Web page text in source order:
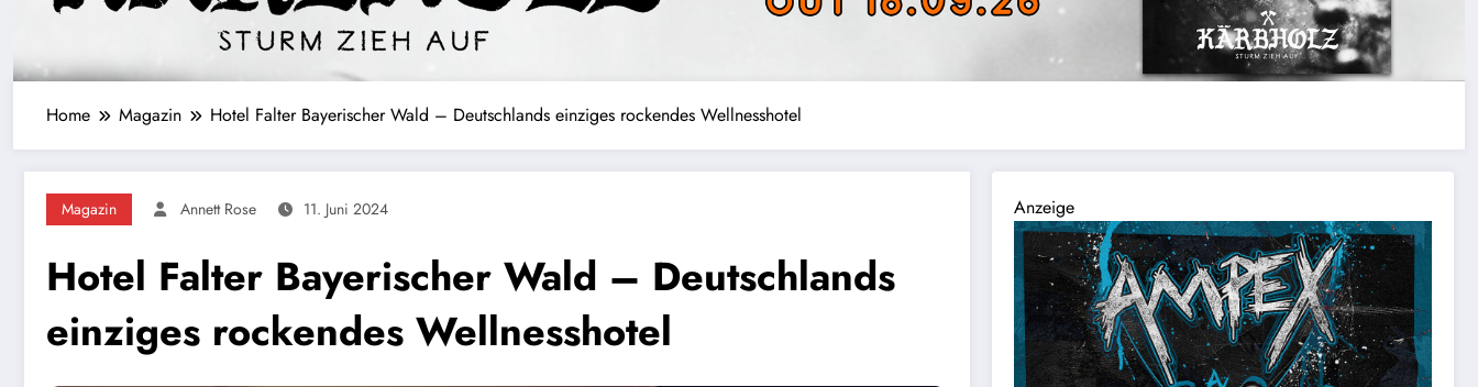
Home Magazin Hotel Falter Bayerischer Wald – Deutschlands einziges rockendes Wellnesshotel
Magazin Annett Rose 11. Juni 2024
Hotel Falter Bayerischer Wald – Deutschlands
einziges rockendes Wellnesshotel
Anzeige